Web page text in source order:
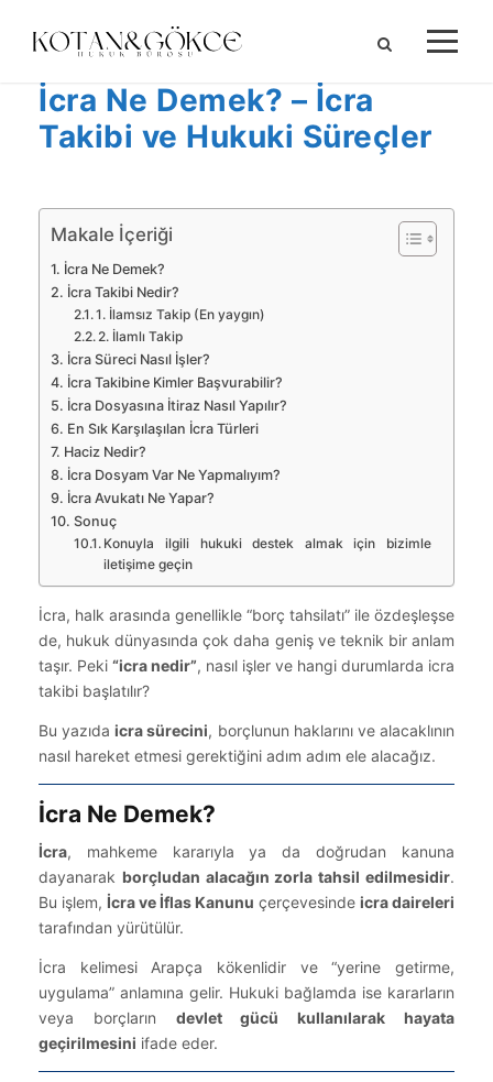
İcra Ne Demek? – İcra
Takibi ve Hukuki Süreçler
Makale İçeriği
İcra Ne Demek?
İcra Takibi Nedir?
1. İlamsız Takip (En yaygın)
2. İlamlı Takip
İcra Süreci Nasıl İşler?
İcra Takibine Kimler Başvurabilir?
İcra Dosyasına İtiraz Nasıl Yapılır?
En Sık Karşılaşılan İcra Türleri
Haciz Nedir?
İcra Dosyam Var Ne Yapmalıyım?
İcra Avukatı Ne Yapar?
Sonuç
Konuyla ilgili hukuki destek almak için bizimle
iletişime geçin
İcra, halk arasında genellikle “borç tahsilatı” ile özdeşleşse
de, hukuk dünyasında çok daha geniş ve teknik bir anlam
taşır. Peki “icra nedir”, nasıl işler ve hangi durumlarda icra
takibi başlatılır?
Bu yazıdaicra sürecini, borçlunun haklarını ve alacaklının
nasıl hareket etmesi gerektiğini adım adım ele alacağız.
İcra Ne Demek?
İcra, mahkeme kararıyla ya da doğrudan kanuna
dayanarak borçludan alacağın zorla tahsil edilmesidir.
Bu işlem, İcra ve İflas Kanunu çerçevesinde icra daireleri
tarafından yürütülür.
İcra kelimesi Arapça kökenlidir ve “yerine getirme,
uygulama” anlamına gelir. Hukuki bağlamda ise kararların
veya borçların devlet gücü kullanılarak hayata
geçirilmesini ifade eder.